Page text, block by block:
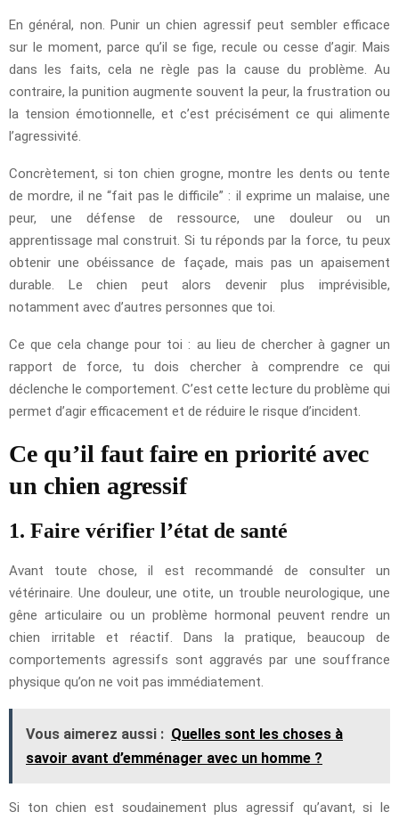
En général, non. Punir un chien agressif peut sembler efficace
sur le moment, parce qu’il se fige, recule ou cesse d’agir. Mais
dans les faits, cela ne règle pas la cause du problème. Au
contraire, la punition augmente souvent la peur, la frustration ou
la tension émotionnelle, et c’est précisément ce qui alimente
l’agressivité.
Concrètement, si ton chien grogne, montre les dents ou tente
de mordre, il ne “fait pas le difficile” : il exprime un malaise, une
peur, une défense de ressource, une douleur ou un
apprentissage mal construit. Si tu réponds par la force, tu peux
obtenir une obéissance de façade, mais pas un apaisement
durable. Le chien peut alors devenir plus imprévisible,
notamment avec d’autres personnes que toi.
Ce que cela change pour toi : au lieu de chercher à gagner un
rapport de force, tu dois chercher à comprendre ce qui
déclenche le comportement. C’est cette lecture du problème qui
permet d’agir efficacement et de réduire le risque d’incident.
Ce qu’il faut faire en priorité avec
un chien agressif
1. Faire vérifier l’état de santé
Avant toute chose, il est recommandé de consulter un
vétérinaire. Une douleur, une otite, un trouble neurologique, une
gêne articulaire ou un problème hormonal peuvent rendre un
chien irritable et réactif. Dans la pratique, beaucoup de
comportements agressifs sont aggravés par une souffrance
physique qu’on ne voit pas immédiatement.
Vous aimerez aussi : Quelles sont les choses à
savoir avant d’emménager avec un homme ?
Si ton chien est soudainement plus agressif qu’avant, si le